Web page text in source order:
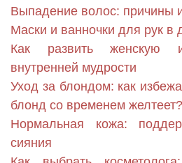
Выпадение волос: причины
Маски и ванночки для рук в
Как развить женскую
внутренней мудрости
Уход за блондом: как
блонд со временем желтеет?
Нормальная кожа:
сияния